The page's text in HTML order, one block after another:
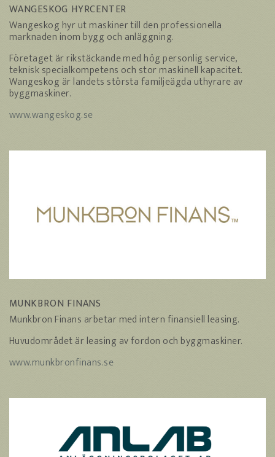
WANGESKOG HYRCENTER
Wangeskog hyr ut maskiner till den professionella
marknaden inom bygg och anläggning.
Företaget är rikstäckande med hög personlig service,
teknisk specialkompetens och stor maskinell kapacitet.
Wangeskog är landets största familjeägda uthyrare av
byggmaskiner.
www.wangeskog.se
MUNKBRON FINANS
Munkbron Finans arbetar med intern finansiell leasing.
Huvudområdet är leasing av fordon och byggmaskiner.
www.munkbronfinans.se